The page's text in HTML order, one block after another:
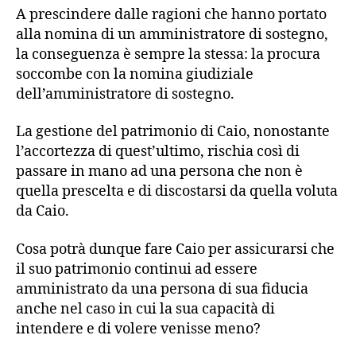
A prescindere dalle ragioni che hanno portato
alla nomina di un amministratore di sostegno,
la conseguenza è sempre la stessa: la procura
soccombe con la nomina giudiziale
dell’amministratore di sostegno.
La gestione del patrimonio di Caio, nonostante
l’accortezza di quest’ultimo, rischia così di
passare in mano ad una persona che non è
quella prescelta e di discostarsi da quella voluta
da Caio.
Cosa potrà dunque fare Caio per assicurarsi che
il suo patrimonio continui ad essere
amministrato da una persona di sua fiducia
anche nel caso in cui la sua capacità di
intendere e di volere venisse meno?